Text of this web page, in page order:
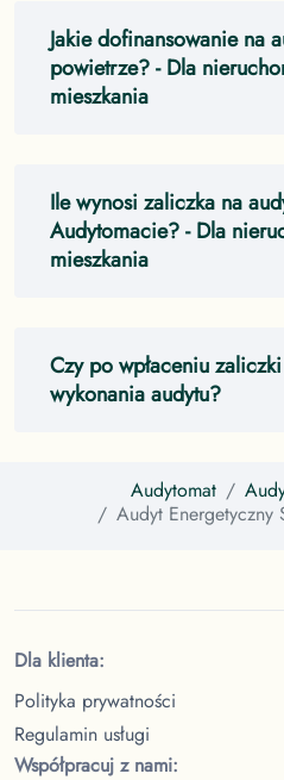
Jakie dofinansowanie na
powietrze?- Dla
mieszkania
Ile wynosi zaliczka na
Audytomacie?- Dla
mieszkania
Czy po wpłaceniu
wykonania audytu?
Audytomat
Audyt Energetyczny
Dla klienta:
Polityka prywatności
Regulamin usługi
Współpracuj z nami: